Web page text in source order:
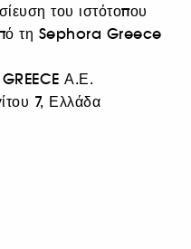
του ιστότοπου
τη Sephora Greece
Α.Ε.
7, Ελλάδα